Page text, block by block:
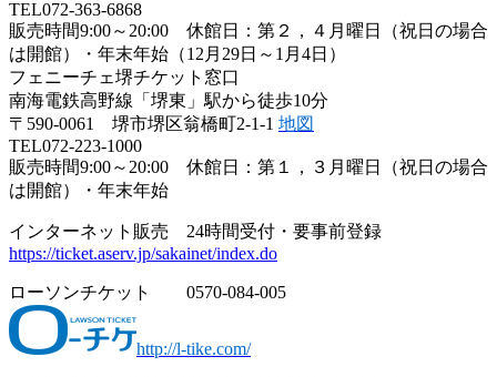
TEL072-363-6868
販売時間9:00～20:00 休館日：第２，４月曜日（祝日の場合
は開館）・年末年始（12月29日～1月4日）
フェニーチェ堺チケット窓口
南海電鉄高野線「堺東」駅から徒歩10分
〒590-0061 堺市堺区翁橋町2-1-1 地図
TEL072-223-1000
販売時間9:00～20:00 休館日：第１，３月曜日（祝日の場合
は開館）・年末年始
インターネット販売 24時間受付・要事前登録
https://ticket.aserv.jp/sakainet/index.do
ローソンチケット 0570-084-005
http://l-tike.com/